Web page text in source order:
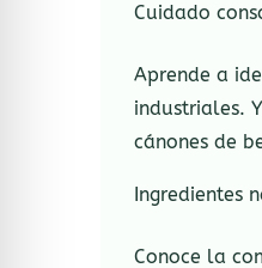
Cuidado
Aprende a
industriales.
cánones de
Ingredientes
Conoce la